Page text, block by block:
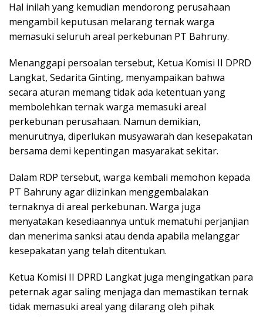
Hal inilah yang kemudian mendorong perusahaan
mengambil keputusan melarang ternak warga
memasuki seluruh areal perkebunan PT Bahruny.
Menanggapi persoalan tersebut, Ketua Komisi II DPRD
Langkat, Sedarita Ginting, menyampaikan bahwa
secara aturan memang tidak ada ketentuan yang
membolehkan ternak warga memasuki areal
perkebunan perusahaan. Namun demikian,
menurutnya, diperlukan musyawarah dan kesepakatan
bersama demi kepentingan masyarakat sekitar.
Dalam RDP tersebut, warga kembali memohon kepada
PT Bahruny agar diizinkan menggembalakan
ternaknya di areal perkebunan. Warga juga
menyatakan kesediaannya untuk mematuhi perjanjian
dan menerima sanksi atau denda apabila melanggar
kesepakatan yang telah ditentukan.
Ketua Komisi II DPRD Langkat juga mengingatkan para
peternak agar saling menjaga dan memastikan ternak
tidak memasuki areal yang dilarang oleh pihak